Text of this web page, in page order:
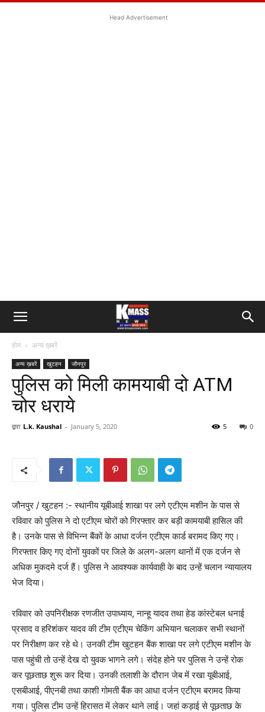
Head Advertisement
होम अन्य ख़बरें
अन्य ख़बरें खुटहन जौनपुर
पुलिस को मिली कामयाबी दो ATM
चोर धराये
द्वारा L.k. Kaushal - January 5, 2020 0
5
जौनपुर / खुटहन :- स्थानीय यूबीआई शाखा पर लगे एटीएम मशीन के पास से
रविवार को पुलिस ने दो एटीएम चोरों को गिरफ्तार कर बड़ी कामयाबी हासिल की
है। उनके पास से विभिन्न बैंकों के आधा दर्जन एटीएम कार्ड बरामद किए गए।
गिरफ्तार किए गए दोनों युवकों पर जिले के अलग-अलग थानों में एक दर्जन से
अधिक मुकदमे दर्ज हैं। पुलिस ने आवश्यक कार्यवाही के बाद उन्हें चलान न्यायालय
भेज दिया।
रविवार को उपनिरीक्षक रणजीत उपाध्याय, नान्हू यादव तथा हेड कांस्टेबल धनाई
प्रसाद व हरिशंकर यादव की टीम एटीएम चेकिंग अभियान चलाकर सभी स्थानों
पर निरीक्षण कर रहे थे। उनकी टीम खुटहन बैंक शाखा पर लगे एटीएम मशीन के
पास पहुंची तो उन्हें देख दो युवक भागने लगे। संदेह होने पर पुलिस ने उन्हें रोक
कर पूछताछ शुरू कर दिया। उनकी तलाशी के दौरान जेब में रखा यूबीआई,
एसबीआई, पीएनबी तथा काशी गोमती बैंक का आधा दर्जन एटीएम बरामद किया
गया। पुलिस टीम उन्हें हिरासत में लेकर थाने लाई। जहां कड़ाई से पूछताछ के